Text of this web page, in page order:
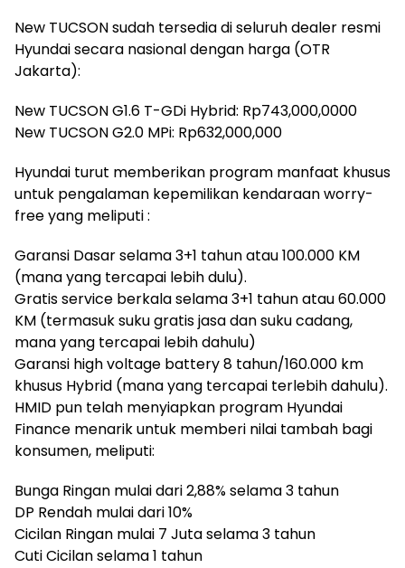
New TUCSON sudah tersedia di seluruh dealer resmi
Hyundai secara nasional dengan harga (OTR
Jakarta):
New TUCSON G1.6 T-GDi Hybrid: Rp743,000,0000
New TUCSON G2.0 MPi: Rp632,000,000
Hyundai turut memberikan program manfaat khusus
untuk pengalaman kepemilikan kendaraan worry-
free yang meliputi :
Garansi Dasar selama 3+1 tahun atau 100.000 KM
(mana yang tercapai lebih dulu).
Gratis service berkala selama 3+1 tahun atau 60.000
KM (termasuk suku gratis jasa dan suku cadang,
mana yang tercapai lebih dahulu)
Garansi high voltage battery 8 tahun/160.000 km
khusus Hybrid (mana yang tercapai terlebih dahulu).
HMID pun telah menyiapkan program Hyundai
Finance menarik untuk memberi nilai tambah bagi
konsumen, meliputi:
Bunga Ringan mulai dari 2,88% selama 3 tahun
DP Rendah mulai dari 10%
Cicilan Ringan mulai 7 Juta selama 3 tahun
Cuti Cicilan selama 1 tahun